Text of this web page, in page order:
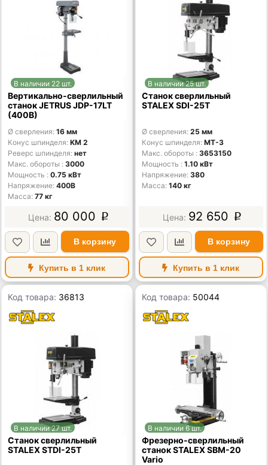
В наличии 22 шт.
Вертикально-сверлильный
станок JETRUS JDP-17LT
(400В)
Ø сверления 16 мм
Конус шпинделя KM 2
Реверс шпинделя нет
Макс. обороты
3000
Мощность
0.75 кВт
Напряжение 400В
Масса 77 кг
80 000 p
В корзину
Купить в 1 клик
В наличии 25 шт.
Станок сверлильный
STALEX SDI-25T
Ø сверления 25 мм
Конус шпинделя MT-3
Макс. обороты
3653150
Мощность
1.10 кВт
Напряжение 380
Масса 140 кг
92 650 p
В корзину
Купить в 1 клик
Код товара: 36813
В наличии 27 шт.
Станок сверлильный
STALEX STDI-25T
Код товара: 50044
В наличии 6 шт.
Фрезерно-сверлильный
станок STALEX SBM-20
Vario